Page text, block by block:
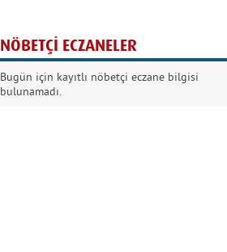
Kurban Bayramında
Dikkat!
NÖBETÇİ ECZANELER
Bugün için kayıtlı nöbetçi eczane bilgisi
bulunamadı.